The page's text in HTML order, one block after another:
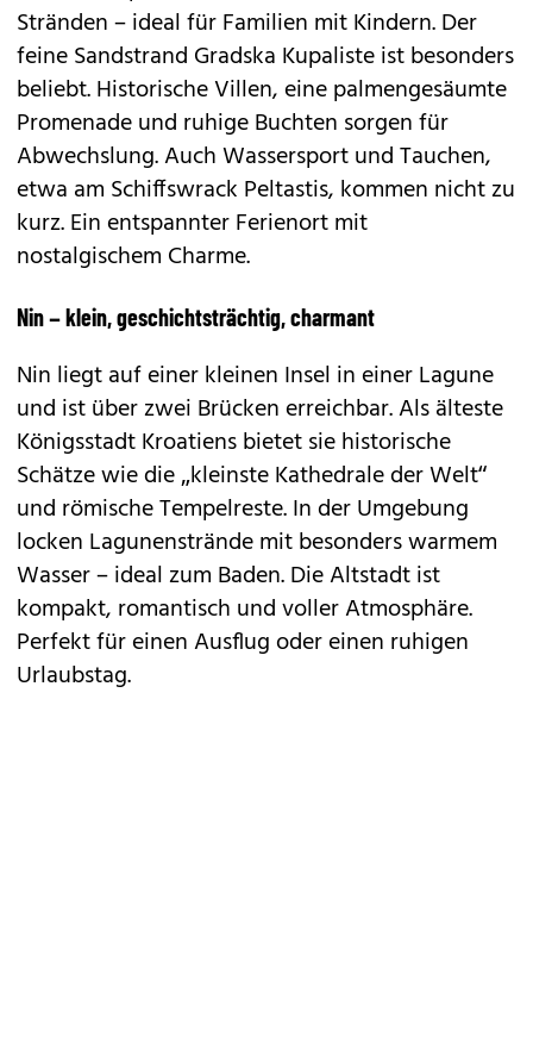
Stränden – ideal für Familien mit Kindern. Der
feine Sandstrand Gradska Kupaliste ist besonders
beliebt. Historische Villen, eine palmengesäumte
Promenade und ruhige Buchten sorgen für
Abwechslung. Auch Wassersport und Tauchen,
etwa am Schiffswrack Peltastis, kommen nicht zu
kurz. Ein entspannter Ferienort mit
nostalgischem Charme.
Nin – klein, geschichtsträchtig, charmant
Nin liegt auf einer kleinen Insel in einer Lagune
und ist über zwei Brücken erreichbar. Als älteste
Königsstadt Kroatiens bietet sie historische
Schätze wie die „kleinste Kathedrale der Welt“
und römische Tempelreste. In der Umgebung
locken Lagunenstrände mit besonders warmem
Wasser – ideal zum Baden. Die Altstadt ist
kompakt, romantisch und voller Atmosphäre.
Perfekt für einen Ausflug oder einen ruhigen
Urlaubstag.